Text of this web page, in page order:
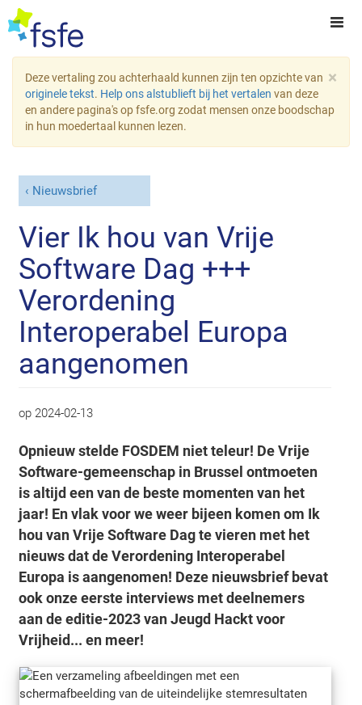
×
Deze vertaling zou achterhaald kunnen zijn ten opzichte van
originele tekst. Help ons alstublieft bij het vertalen van deze
en andere pagina's op fsfe.org zodat mensen onze boodschap
in hun moedertaal kunnen lezen.
Nieuwsbrief
Vier Ik hou van Vrije
Software Dag +++
Verordening
Interoperabel Europa
aangenomen
op 2024-02-13
Opnieuw stelde FOSDEM niet teleur! De Vrije
Software-gemeenschap in Brussel ontmoeten
is altijd een van de beste momenten van het
jaar! En vlak voor we weer bijeen komen om Ik
hou van Vrije Software Dag te vieren met het
nieuws dat de Verordening Interoperabel
Europa is aangenomen! Deze nieuwsbrief bevat
ook onze eerste interviews met deelnemers
aan de editie-2023 van Jeugd Hackt voor
Vrijheid... en meer!